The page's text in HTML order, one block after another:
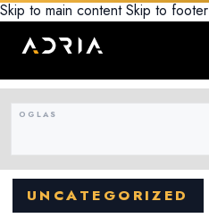
Skip to main content Skip to footer
UNCATEGORIZED